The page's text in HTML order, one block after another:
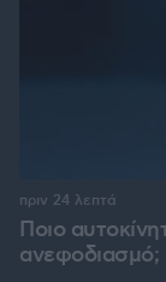
Ποιο
ανεφοδιασμό;
πριν 24 λεπτά